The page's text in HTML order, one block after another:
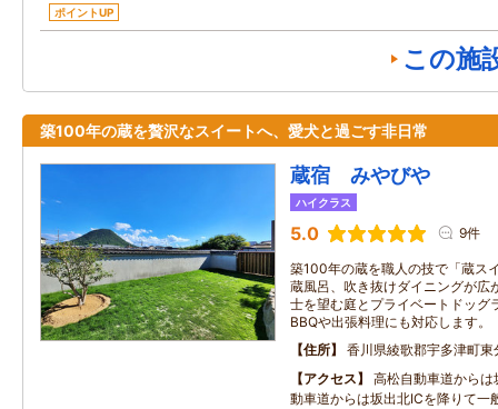
ポイントUP
この施
築100年の蔵を贅沢なスイートへ、愛犬と過ごす非日常
蔵宿 みやびや
ハイクラス
5.0 9件
築100年の蔵を職人の技で「蔵ス
蔵風呂、吹き抜けダイニングが広
士を望む庭とプライベートドッグ
BBQや出張料理にも対応します。
住所
香川県綾歌郡宇多津町東
アクセス
高松自動車道から
動車道からは坂出北ICを降りて一